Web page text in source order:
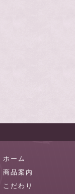
ホーム
商品案内
こだわり